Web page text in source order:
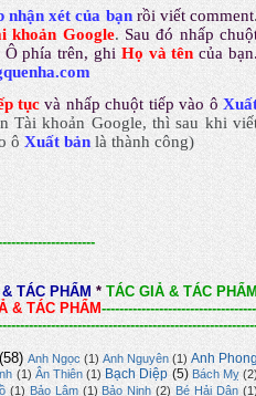
nhận xét của bạn rồi viết comment
khoản Google. Sau đó nhấp
phía trên, ghi Họ và tên của
tục và nhấp chuột tiếp vào ô
Tài khoản Google, thì sau khi
ô Xuất bản là thành công)
TÁC PHẨM * TÁC GIẢ & TÁC
& TÁC PHẨM-----------------------------------
(58) Anh Ngọc (1) Anh Nguyên (1) Anh
(1) Ân Thiên (1) Bạch Diệp (5) Bách Mỵ
(1) Bảo Lâm (1) Bảo Ninh (2) Bé Hải Dân